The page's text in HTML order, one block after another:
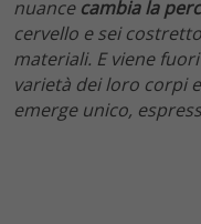
nuance cambia la
cervello e sei
materiali. E viene
varietà dei loro corpi
emerge unico,